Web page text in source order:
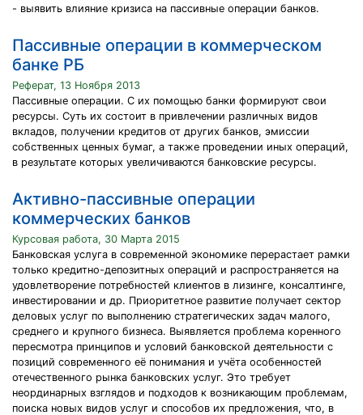
- выявить влияние кризиса на пассивные операции банков.
Пассивные операции в коммерческом
банке РБ
Реферат, 13 Ноября 2013
Пассивные операции. С их помощью банки формируют свои
ресурсы. Суть их состоит в привлечении различных видов
вкладов, получении кредитов от других банков, эмиссии
собственных ценных бумаг, а также проведении иных операций,
в результате которых увеличиваются банковские ресурсы.
Активно-пассивные операции
коммерческих банков
Курсовая работа, 30 Марта 2015
Банковская услуга в современной экономике перерастает рамки
только кредитно-депозитных операций и распространяется на
удовлетворение потребностей клиентов в лизинге, консалтинге,
инвестировании и др. Приоритетное развитие получает сектор
деловых услуг по выполнению стратегических задач малого,
среднего и крупного бизнеса. Выявляется проблема коренного
пересмотра принципов и условий банковской деятельности с
позиций современного её понимания и учёта особенностей
отечественного рынка банковских услуг. Это требует
неординарных взглядов и подходов к возникающим проблемам,
поиска новых видов услуг и способов их предложения, что, в